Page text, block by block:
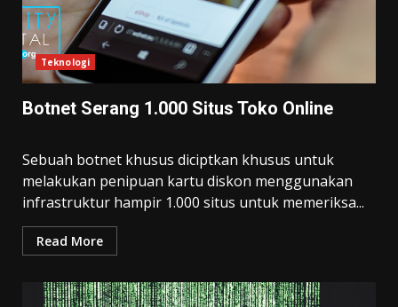
Teknologi
Botnet Serang 1.000 Situs Toko Online
Sebuah botnet khusus diciptkan khusus untuk
melakukan penipuan kartu diskon menggunakan
infrastruktur hampir 1.000 situs untuk memeriksa...
Read More